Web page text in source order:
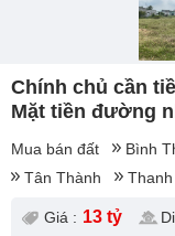
Chính chủ cần
Mặt tiền đường
Mua bán đất Bình
Tân Thành
Giá : 13 tỷ